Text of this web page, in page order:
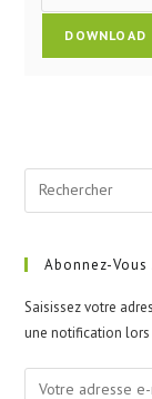
Abonnez-
Saisissez votre
une notification
Votre